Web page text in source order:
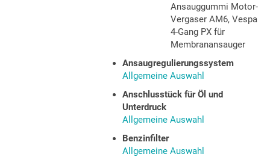
Ansauggummi Motor-
Vergaser AM6, Vespa
4-Gang PX für
Membranansauger
Ansaugregulierungssystem
Allgemeine Auswahl
Anschlusstück für Öl und
Unterdruck
Allgemeine Auswahl
Benzinfilter
Allgemeine Auswahl